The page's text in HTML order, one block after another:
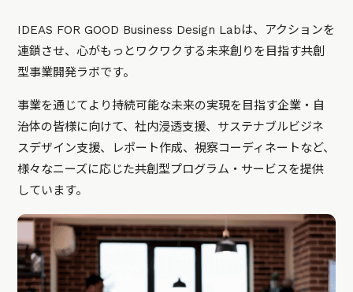
IDEAS FOR GOOD Business Design Labは、アクションを
連鎖させ、心がもっとワクワクする未来創りを目指す共創
型事業開発ラボです。
事業を通じてより持続可能な未来の実現を目指す企業・自
治体の皆様に向けて、社内浸透支援、サステナブルビジネ
スデザイン支援、レポート作成、視察コーディネートなど、
様々なニーズに応じた共創型プログラム・サービスを提供
しています。